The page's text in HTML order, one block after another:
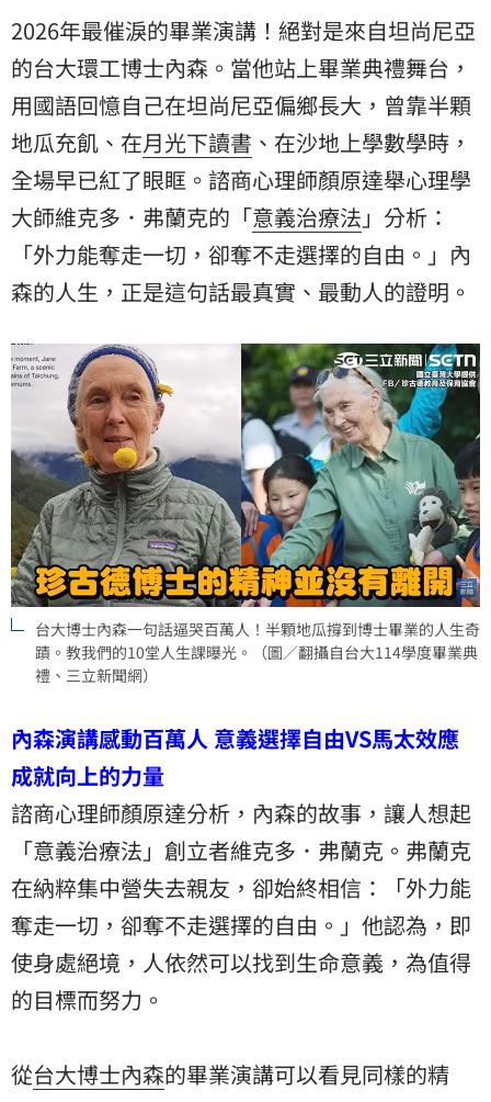
2026年最催淚的畢業演講！絕對是來自坦尚尼亞
的台大環工博士內森。當他站上畢業典禮舞台，
用國語回憶自己在坦尚尼亞偏鄉長大，曾靠半顆
地瓜充飢、在月光下讀書 、在沙地上學數學時，
全場早已紅了眼眶。諮商心理師顏原達舉心理學
大師維克多．弗蘭克的「意義治療法 」分析：
「外力能奪走一切，卻奪不走選擇的自由。」內
森的人生，正是這句話最真實、最動人的證明。
台大博士內森一句話逼哭百萬人！半顆地瓜撐到博士畢業的人生奇
蹟。教我們的10堂人生課曝光。（圖／翻攝自台大114學度畢業典
禮、三立新聞網）
內森演講感動百萬人 意義選擇自由VS馬太效應
成就向上的力量
諮商心理師顏原達分析，內森的故事，讓人想起
「意義治療法」創立者維克多．弗蘭克。弗蘭克
在納粹集中營失去親友，卻始終相信：「外力能
奪走一切，卻奪不走選擇的自由。」他認為，即
使身處絕境，人依然可以找到生命意義，為值得
的目標而努力。
從台大博士內森的畢業演講可以看見同樣的精